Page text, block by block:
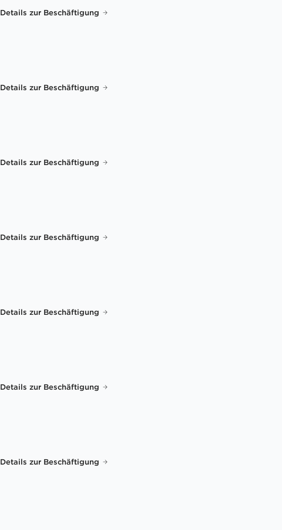
Details zur Beschäftigung
Details zur Beschäftigung
Details zur Beschäftigung
Details zur Beschäftigung
Details zur Beschäftigung
Details zur Beschäftigung
Details zur Beschäftigung